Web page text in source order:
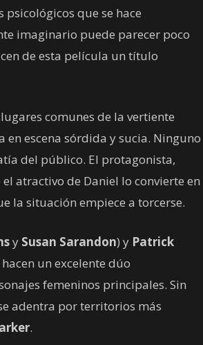
que se hace
imaginario puede parecer poco
de esta película un título
comunes de la vertiente
escena sórdida y sucia. Ninguno
del público. El protagonista,
atractivo de Daniel lo convierte en
la situación empiece a torcerse.
y Susan Sarandon) y Patrick
un excelente dúo
femeninos principales. Sin
adentra por territorios más
.